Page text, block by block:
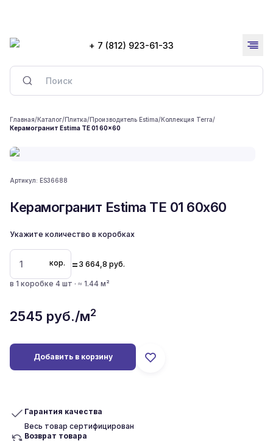
+ 7 (812) 923-61-33
Главная/Каталог/Плитка/Производитель Estima/Коллекция Terra/
Керамогранит Estima TE 01 60x60
Артикул: ES36688
Керамогранит Estima TE 01 60x60
Укажите количество в коробках
кор. = 3 664,8 руб.
в 1 коробке 4 шт · ≈ 1.44 м²
2545 руб./м2
Добавить в корзину
Гарантия качества
Весь товар сертифицирован
Возврат товара